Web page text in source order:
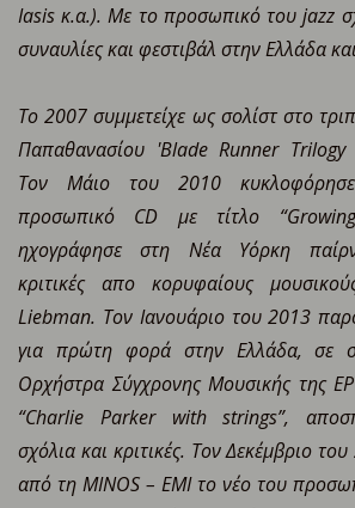
Ιasis κ.α.). Με το προσωπικό του jazz
συναυλίες και φεστιβάλ στην Ελλάδα
Το 2007 συμμετείχε ως σολίστ στο
Παπαθανασίου 'Blade Runner Trilogy
Τον Μάιο του 2010
προσωπικό CD με τίτλο
ηχογράφησε στη Νέα Υόρκη
κριτικές απο κορυφαίους
Liebman. Τον Ιανουάριο του 2013
για πρώτη φορά στην Ελλάδα, σε
Ορχήστρα Σύγχρονης Μουσικής της
“Charlie Parker with strings”,
σχόλια και κριτικές. Τον Δεκέμβριο
από τη MINOS – EMI το νέο του